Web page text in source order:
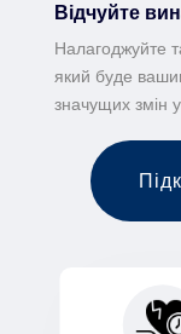
Відчуйте
Налагоджуйте
який буде
значущих змін